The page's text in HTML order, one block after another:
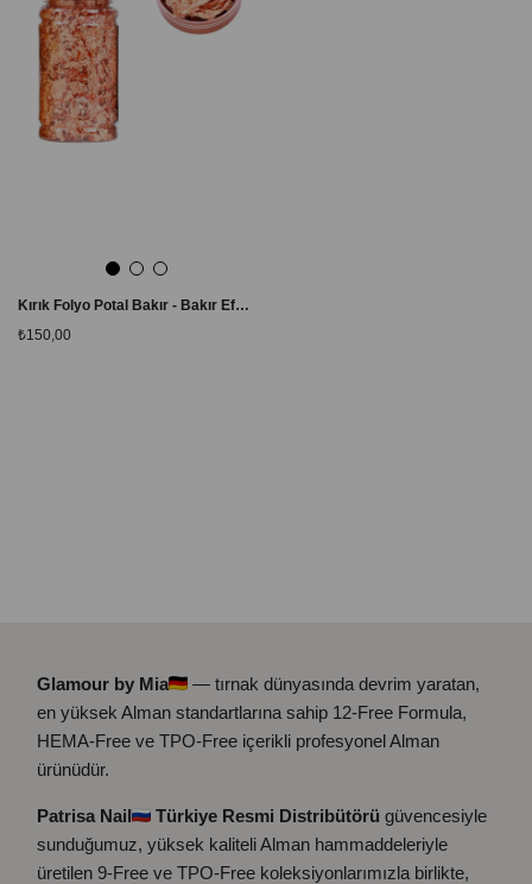
Kırık Folyo Potal Bakır - Bakır Efektli Nail Art Tırnak Süsleme Folyosu
₺150,00
Glamour by Mia
— tırnak dünyasında devrim yaratan,
en yüksek Alman standartlarına sahip 12-Free Formula,
HEMA-Free ve TPO-Free içerikli profesyonel Alman
ürünüdür.
Patrisa Nail Türkiye Resmi Distribütörü güvencesiyle
sunduğumuz, yüksek kaliteli Alman hammaddeleriyle
üretilen 9-Free ve TPO-Free koleksiyonlarımızla birlikte,